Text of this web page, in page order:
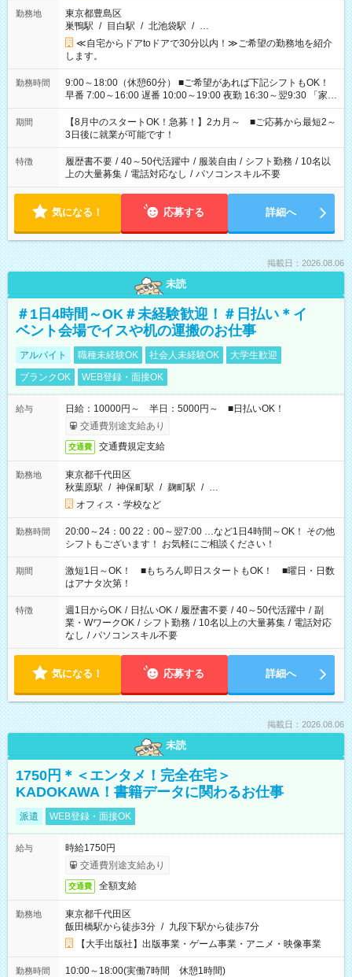
勤務地
東京都豊島区
巣鴨駅 / 目白駅 / 北池袋駅 / …
≪自宅からドアtoドアで30分以内！≫ご希望の勤務地を紹介
します。
勤務時間
9:00～18:00（休憩60分） ■ご希望があれば下記シフトもOK！
早番 7:00～16:00 遅番 10:00～19:00 夜勤 16:30～翌9:30 「家族
と休みを合わせたい」 「余裕を持って夕飯の準備がしたい」
「できれば残業はしたくない」 など、ご希望を教えてください
ね。 ※Wワーク希望の方へ 今ご覧のお仕事で希望する勤務時間
と、もう1つのお仕事の勤務時間。 合計で週40時間を超える場
合は応募できません。
期間
【8月中のスタートOK！急募！】2カ月～ ■ご応募から最短2～
3日後に就業が可能です！
特徴 履歴書不要 / 40～50代活躍中 / 服装自由 / シフト勤務 / 10名以
上の大量募集 / 電話対応なし / パソコンスキル不要
気になる！ 応募する 詳細へ
掲載日：2026.08.06
未読
＃1日4時間～OK＃未経験歓迎！＃日払い＊イ
ベント会場でイスや机の運搬のお仕事
アルバイト 職種未経験OK 社会人未経験OK
大学生歓迎
ブランクOK
WEB登録・面接OK
給与
日給：10000円～ 半日：5000円～ ■日払いOK！
交通費別途支給あり
交通費 交通費規定支給
勤務地
東京都千代田区
秋葉原駅 / 神保町駅 / 麹町駅 / …
オフィス・学校など
勤務時間
20:00～24：00 22：00～翌7:00 …など1日4時間～OK！ その他
シフトもございます！ お気軽にご相談ください！
期間
激短1日～OK！ ■もちろん即日スタートもOK！ ■曜日・日数
はアナタ次第！
特徴 週1日からOK / 日払いOK / 履歴書不要 / 40～50代活躍中 / 副
業・WワークOK / シフト勤務 / 10名以上の大量募集 / 電話対応
なし / パソコンスキル不要
気になる！ 応募する 詳細へ
掲載日：2026.08.06
未読
1750円＊＜エンタメ！完全在宅＞
KADOKAWA！書籍データに関わるお仕事
派遣 WEB登録・面接OK
給与
時給1750円
交通費別途支給あり
交通費 全額支給
勤務地
東京都千代田区
飯田橋駅から徒歩3分 / 九段下駅から徒歩7分
【大手出版社】出版事業・ゲーム事業・アニメ・映像事業
勤務時間 10:00～18:00(実働7時間 休憩1時間)